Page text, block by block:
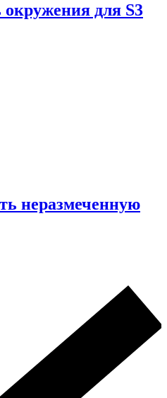
для S3
неразмеченную